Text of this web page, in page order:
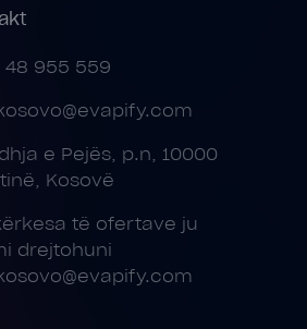
48 955 559
e Pejës, p.n, 10000
Kosovë
të ofertave ju
drejtohuni